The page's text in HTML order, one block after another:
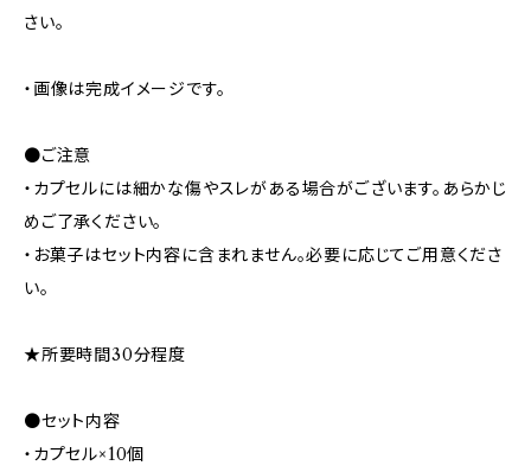
さい。
・画像は完成イメージです。
●ご注意
・カプセルには細かな傷やスレがある場合がございます。あらかじ
めご了承ください。
・お菓子はセット内容に含まれません。必要に応じてご用意くださ
い。
★所要時間30分程度
●セット内容
・カプセル×10個